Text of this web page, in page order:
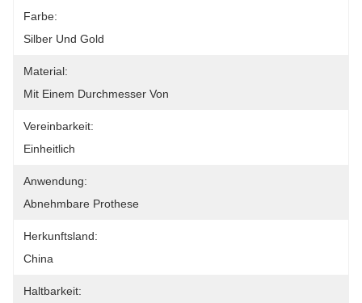
Farbe:
Silber Und Gold
Material:
Mit Einem Durchmesser Von
Vereinbarkeit:
Einheitlich
Anwendung:
Abnehmbare Prothese
Herkunftsland:
China
Haltbarkeit: